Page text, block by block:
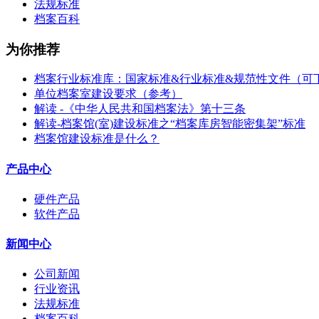
法规标准
档案百科
为你推荐
档案行业标准库：国家标准&行业标准&规范性文件（可
单位档案室建设要求（参考）
解读 -《中华人民共和国档案法》第十三条
解读-档案馆(室)建设标准之“档案库房智能密集架”标准
档案馆建设标准是什么？
产品中心
硬件产品
软件产品
新闻中心
公司新闻
行业资讯
法规标准